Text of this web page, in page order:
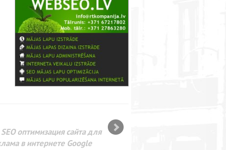
оптимизация сайта для
в интернете Google